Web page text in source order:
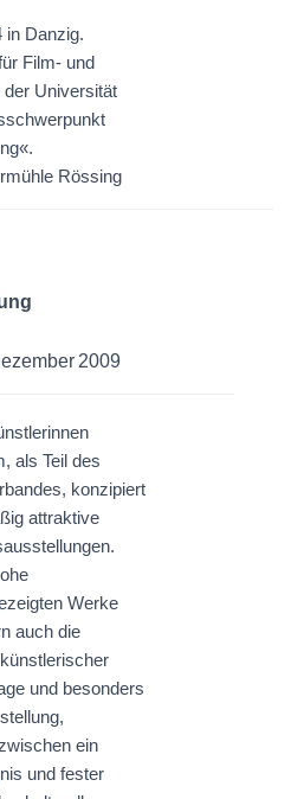
in Danzig.
Film- und
Universität
Rössing
2009
als Teil des
konzipiert
attraktive
Werke
auch die
und besonders
ein
und fester